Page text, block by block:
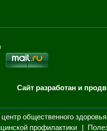
Сайт разработан и
общественного
профилактики